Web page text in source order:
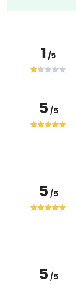
1 /5
5 /5
5 /5
5 /5